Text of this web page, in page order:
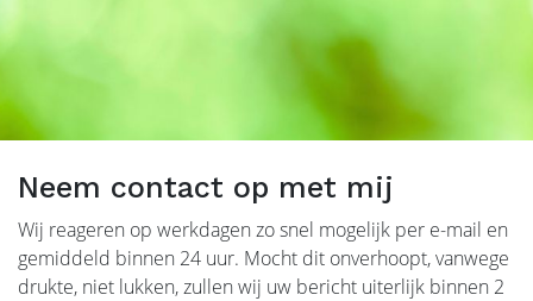
Neem contact op met mij
Wij reageren op werkdagen zo snel mogelijk per e-mail en
gemiddeld binnen 24 uur. Mocht dit onverhoopt, vanwege
drukte, niet lukken, zullen wij uw bericht uiterlijk binnen 2